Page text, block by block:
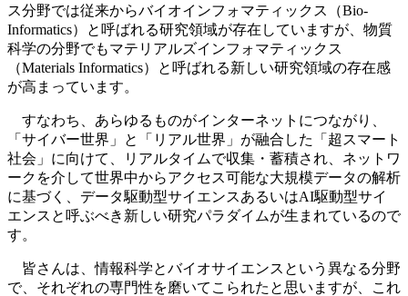
ス分野では従来からバイオインフォマティックス（Bio-
Informatics）と呼ばれる研究領域が存在していますが、物質
科学の分野でもマテリアルズインフォマティックス
（Materials Informatics）と呼ばれる新しい研究領域の存在感
が高まっています。
すなわち、あらゆるものがインターネットにつながり、
「サイバー世界」と「リアル世界」が融合した「超スマート
社会」に向けて、リアルタイムで収集・蓄積され、ネットワ
ークを介して世界中からアクセス可能な大規模データの解析
に基づく、データ駆動型サイエンスあるいはAI駆動型サイ
エンスと呼ぶべき新しい研究パラダイムが生まれているので
す。
皆さんは、情報科学とバイオサイエンスという異なる分野
で、それぞれの専門性を磨いてこられたと思いますが、これ